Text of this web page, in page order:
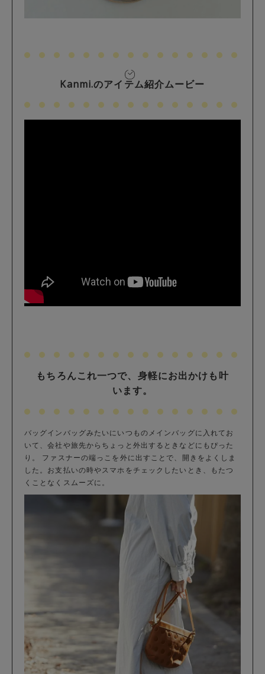
Kanmi.のアイテム紹介ムービー
もちろんこれ一つで、身軽にお出かけも叶
います。
バッグインバッグみたいにいつものメインバッグに入れてお
いて、会社や旅先からちょっと外出するときなどにもぴった
り。 ファスナーの端っこを外に出すことで、開きをよくしま
した。お支払いの時やスマホをチェックしたいとき、もたつ
くことなくスムーズに。